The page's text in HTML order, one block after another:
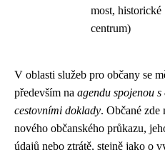
most, historické
centrum)
V oblasti služeb pro občany se
především na agendu spojenou
cestovními doklady. Občané zde
nového občanského průkazu,
údajů nebo ztrátě, stejně jako o